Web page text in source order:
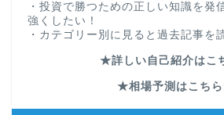
・投資で勝つための正しい知識を発
強くしたい！
・カテゴリー別に見ると過去記事を
★詳しい自己紹介はこ
★相場予測はこち